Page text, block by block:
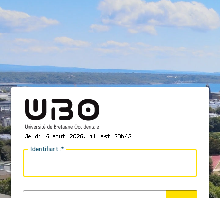
Identifiant :